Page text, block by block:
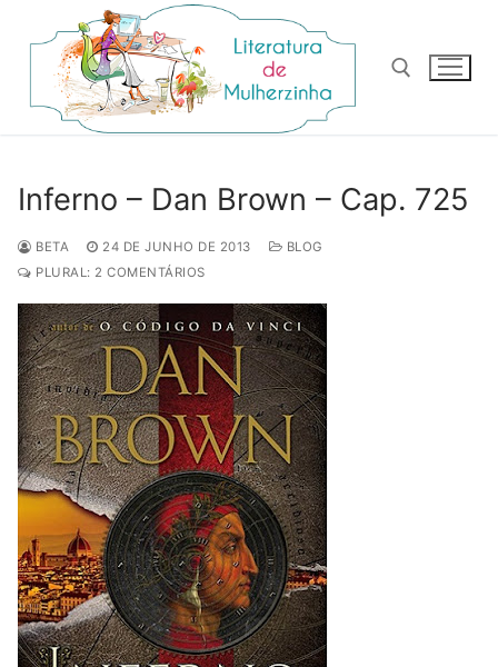
para
conteúdo
Inferno – Dan Brown – Cap. 725
BETA 24 DE JUNHO DE 2013
BLOG
PLURAL: 2 COMENTÁRIOS